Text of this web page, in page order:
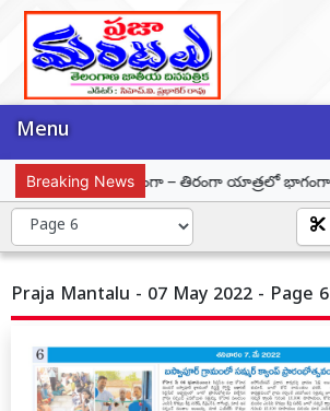
Menu
Breaking News
హర్ ఘర్ తిరంగా – తిరంగా యాత్రలో భాగంగా మాజీ
Praja Mantalu - 07 May 2022 - Page 6